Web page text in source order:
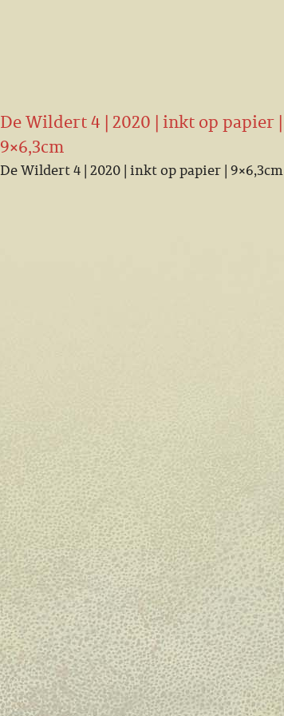
De Wildert 4 | 2020 | inkt op papier |
9×6,3cm
De Wildert 4 | 2020 | inkt op papier | 9×6,3cm